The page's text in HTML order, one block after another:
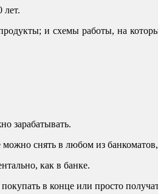
лет.
и схемы работы, на
зарабатывать.
снять в любом из
как в банке.
в конце или просто